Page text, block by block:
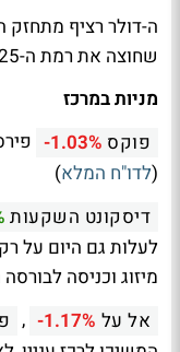
ה-דולר רציף מתחזק
שחוצה את רמת ה-4.25 שקל לאירו.
מניות במרכז
פוקס -1.03%
(לדו"ח המלא)
דיסקונט השקעות
לעלות גם היום על
מיזוג וכניסה
אל על -1.17%
,